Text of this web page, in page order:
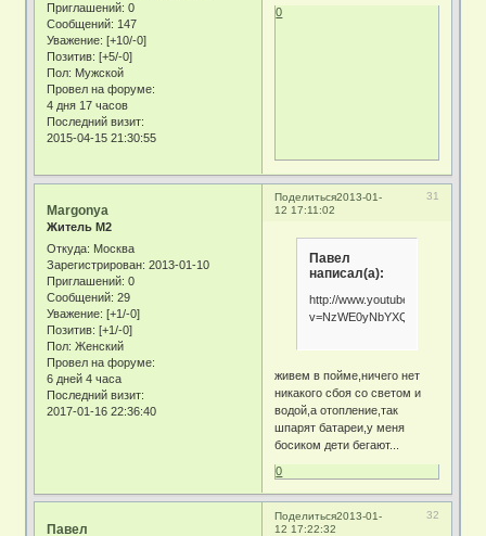
Приглашений: 0
Сообщений: 147
Уважение: [+10/-0]
Позитив: [+5/-0]
Пол: Мужской
Провел на форуме:
4 дня 17 часов
Последний визит:
2015-04-15 21:30:55
0
Поделиться 31
2013-01-
12 17:11:02
Margonya
Житель М2
Откуда: Москва
Зарегистрирован: 2013-01-10
Приглашений: 0
Сообщений: 29
Уважение: [+1/-0]
Позитив: [+1/-0]
Пол: Женский
Провел на форуме:
6 дней 4 часа
Последний визит:
2017-01-16 22:36:40
Павел
написал(а):
http://www.youtube.com/watch?
v=NzWE0yNbYXQ
живем в пойме,ничего нет
никакого сбоя со светом и
водой,а отопление,так
шпарят батареи,у меня
босиком дети бегают...
0
Поделиться 32
2013-01-
12 17:22:32
Павел